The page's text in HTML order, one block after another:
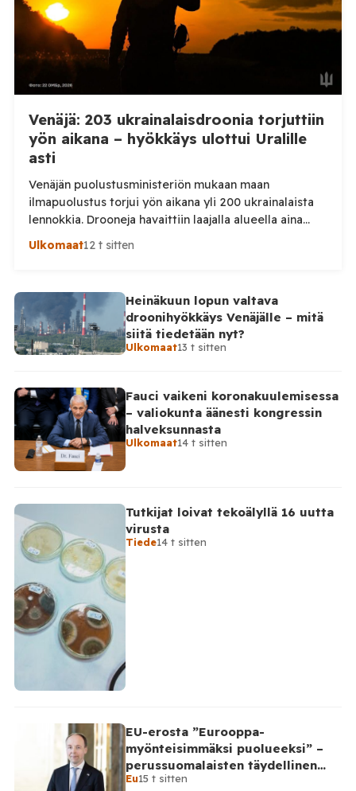
Venäjä: 203 ukrainalaisdroonia torjuttiin
yön aikana – hyökkäys ulottui Uralille
asti
Venäjän puolustusministeriön mukaan maan
ilmapuolustus torjui yön aikana yli 200 ukrainalaista
lennokkia. Drooneja havaittiin laajalla alueella aina
Uralille asti. Venäjän puolustusministeriön virallisen
miehittämätöntä ilma-alusta torstai-illan 6. elokuuta
ja perjantaiaamun 7. elokuuta välisenä aikana.
Ministeriön ilmoitus koskee aikaväliä kello 20–08
Moskovan aikaa. Ministeriön mukaan drooneja
Ulkomaat12 t sitten
Heinäkuun lopun valtava
droonihyökkäys Venäjälle – mitä
siitä tiedetään nyt?
Ulkomaat13 t sitten
Fauci vaikeni koronakuulemisessa
– valiokunta äänesti kongressin
halveksunnasta
Ulkomaat14 t sitten
Tutkijat loivat tekoälyllä 16 uutta
virusta
Tiede14 t sitten
EU-erosta ”Eurooppa-
myönteisimmäksi puolueeksi” –
perussuomalaisten täydellinen
takinkääntö
Eu15 t sitten